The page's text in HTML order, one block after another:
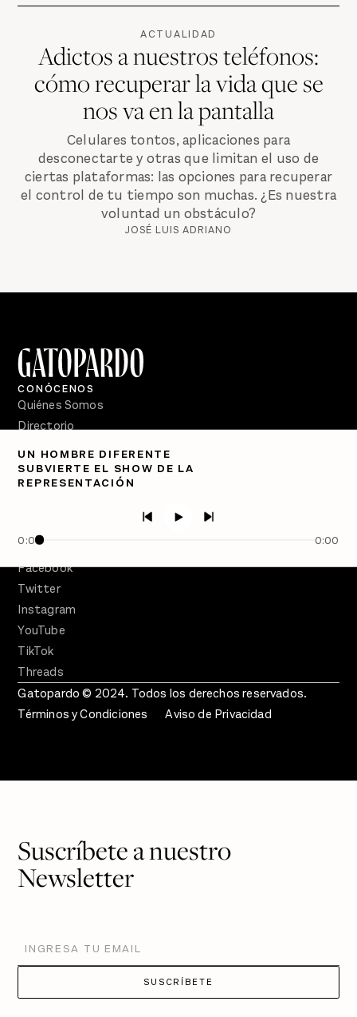
ACTUALIDAD
Adictos a nuestros teléfonos:
cómo recuperar la vida que se
nos va en la pantalla
Celulares tontos, aplicaciones para
desconectarte y otras que limitan el uso de
ciertas plataformas: las opciones para recuperar
el control de tu tiempo son muchas. ¿Es nuestra
voluntad un obstáculo?
JOSÉ LUIS ADRIANO
UN HOMBRE DIFERENTE
SUBVIERTE EL SHOW DE LA
REPRESENTACIÓN
0:00 0:00
CONÓCENOS
Quiénes Somos
Directorio
PÓDCASTS
Semanario Gatopardo
Facebook
Twitter
Instagram
YouTube
TikTok
Threads
Gatopardo © 2024. Todos los derechos reservados.
Términos y Condiciones
Aviso de Privacidad
Suscríbete a nuestro
Newsletter